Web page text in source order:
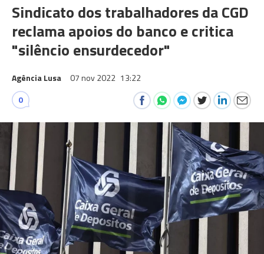
Sindicato dos trabalhadores da CGD
reclama apoios do banco e critica
"silêncio ensurdecedor"
Agência Lusa 07 nov 2022 13:22
0